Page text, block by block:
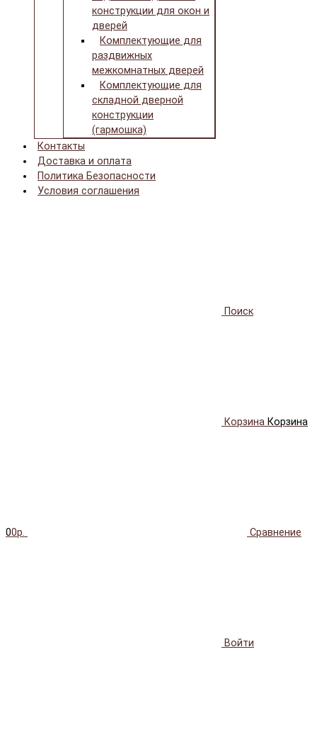
конструкции для окон и
дверей
Комплектующие для
раздвижных
межкомнатных дверей
Комплектующие для
складной дверной
конструкции
(гармошка)
Контакты
Доставка и оплата
Политика Безопасности
Условия соглашения
Поиск
Корзина Корзина
00р. Сравнение
Войти